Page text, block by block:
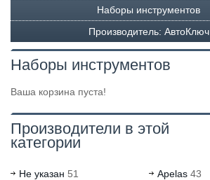
Наборы инструментов
Производитель: АвтоКлюч
Наборы инструментов
Ваша корзина пуста!
Производители в этой
категории
Не указан 51 Apelas43